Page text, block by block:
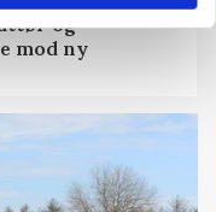
og
mod ny